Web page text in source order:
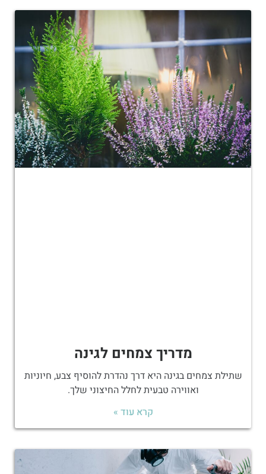
מדריך צמחים לגינה
שתילת צמחים בגינה היא דרך נהדרת להוסיף צבע, חיוניות
ואווירה טבעית לחלל החיצוני שלך.
קרא עוד »